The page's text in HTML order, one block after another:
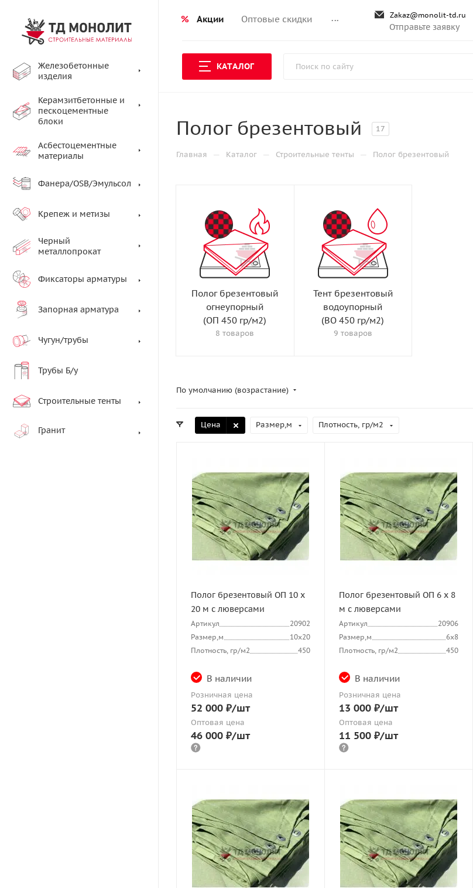
% Акции Оптовые скидки ... Zakaz@monolit-td.ru
Отправьте заявку
КАТАЛОГ
Железобетонные
изделия
Керамзитбетонные и
пескоцементные
блоки
Асбестоцементные
материалы
Фанера/OSB/Эмульсол
Крепеж и метизы
Черный
металлопрокат
Фиксаторы арматуры
Запорная арматура
Чугун/трубы
Трубы Б/у
Строительные тенты
Гранит
Полог брезентовый 17
Главная — Каталог — Строительные тенты — Полог брезентовый
Полог брезентовый
огнеупорный
(ОП 450 гр/м2)
8 товаров
Тент брезентовый
водоупорный
(ВО 450 гр/м2)
9 товаров
По умолчанию (возрастание)
Цена Размер,м Плотность, гр/м2
Полог брезентовый ОП 10 х
20 м с люверсами
Артикул
20902
Размер,м
10х20
Плотность, гр/м2
450
В наличии
Розничная цена
52 000 ₽/шт
Оптовая цена
46 000 ₽/шт
Полог брезентовый ОП 6 х 8
м с люверсами
Артикул
20906
Размер,м
6х8
Плотность, гр/м2
450
В наличии
Розничная цена
13 000 ₽/шт
Оптовая цена
11 500 ₽/шт